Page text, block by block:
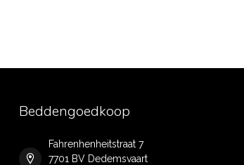
Beddengoedkoop
Fahrenhenheitstraat 7
7701 BV Dedemsvaart